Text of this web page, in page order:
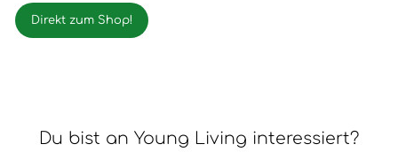
Direkt zum Shop!
Du bist an Young Living interessiert?